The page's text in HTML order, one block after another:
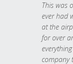
This was
ever had
at the
for over
company